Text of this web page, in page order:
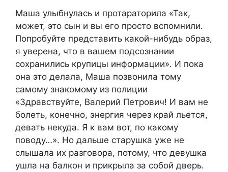
Маша улыбнулась и протараторила «Так,
может, это сын и вы его просто вспомнили.
Попробуйте представить какой-нибудь образ,
я уверена, что в вашем подсознании
сохранились крупицы информации». И пока
она это делала, Маша позвонила тому
самому знакомому из полиции
«Здравствуйте, Валерий Петрович! И вам не
болеть, конечно, энергия через край льется,
девать некуда. Я к вам вот, по какому
поводу…». Но дальше старушка уже не
слышала их разговора, потому, что девушка
ушла на балкон и прикрыла за собой дверь.